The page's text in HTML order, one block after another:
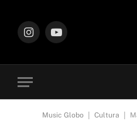
InstagramYouTube
Music Globo Cultura